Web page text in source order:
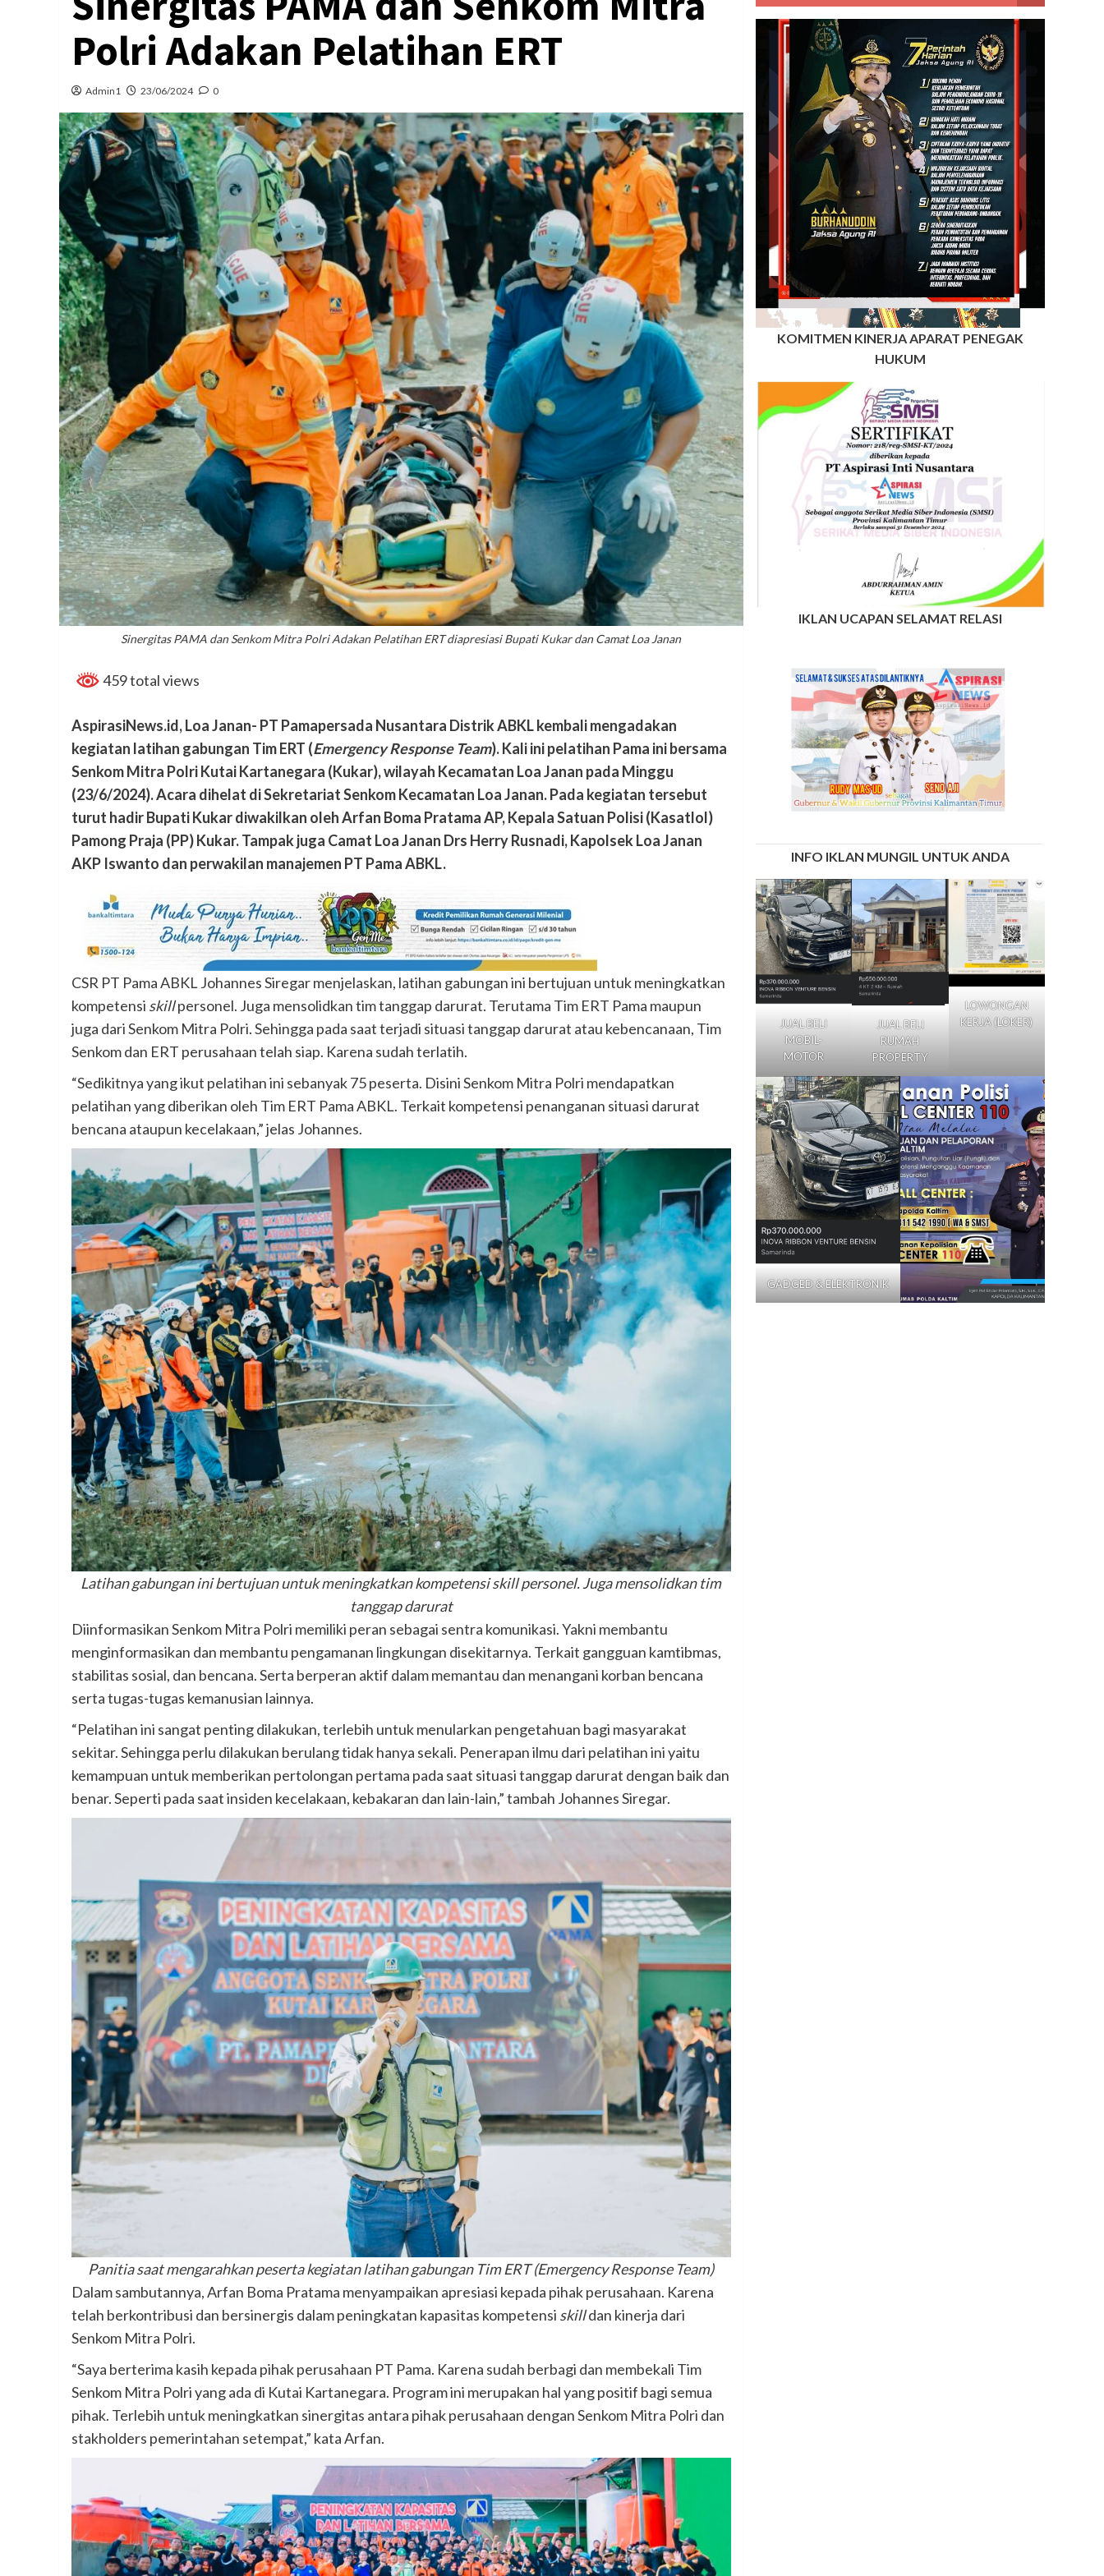
Polri Adakan Pelatihan ERT
Admin1 23/06/2024 0
Sinergitas PAMA dan Senkom Mitra Polri Adakan Pelatihan ERT diapresiasi Bupati Kukar dan Camat Loa Janan
459 total views
AspirasiNews.id, Loa Janan- PT Pamapersada Nusantara Distrik ABKL kembali mengadakan
kegiatan latihan gabungan Tim ERT (Emergency Response Team). Kali ini pelatihan Pama ini bersama
Senkom Mitra Polri Kutai Kartanegara (Kukar), wilayah Kecamatan Loa Janan pada Minggu
(23/6/2024). Acara dihelat di Sekretariat Senkom Kecamatan Loa Janan. Pada kegiatan tersebut
turut hadir Bupati Kukar diwakilkan oleh Arfan Boma Pratama AP, Kepala Satuan Polisi (Kasatlol)
Pamong Praja (PP) Kukar. Tampak juga Camat Loa Janan Drs Herry Rusnadi, Kapolsek Loa Janan
AKP Iswanto dan perwakilan manajemen PT Pama ABKL.
CSR PT Pama ABKL Johannes Siregar menjelaskan, latihan gabungan ini bertujuan untuk meningkatkan
kompetensi skillpersonel. Juga mensolidkan tim tanggap darurat. Terutama Tim ERT Pama maupun
juga dari Senkom Mitra Polri. Sehingga pada saat terjadi situasi tanggap darurat atau kebencanaan, Tim
Senkom dan ERT perusahaan telah siap. Karena sudah terlatih.
“Sedikitnya yang ikut pelatihan ini sebanyak 75 peserta. Disini Senkom Mitra Polri mendapatkan
pelatihan yang diberikan oleh Tim ERT Pama ABKL. Terkait kompetensi penanganan situasi darurat
bencana ataupun kecelakaan,” jelas Johannes.
Latihan gabungan ini bertujuan untuk meningkatkan kompetensi skill personel. Juga mensolidkan tim
tanggap darurat
Diinformasikan Senkom Mitra Polri memiliki peran sebagai sentra komunikasi. Yakni membantu
menginformasikan dan membantu pengamanan lingkungan disekitarnya. Terkait gangguan kamtibmas,
stabilitas sosial, dan bencana. Serta berperan aktif dalam memantau dan menangani korban bencana
serta tugas-tugas kemanusian lainnya.
“Pelatihan ini sangat penting dilakukan, terlebih untuk menularkan pengetahuan bagi masyarakat
sekitar. Sehingga perlu dilakukan berulang tidak hanya sekali. Penerapan ilmu dari pelatihan ini yaitu
kemampuan untuk memberikan pertolongan pertama pada saat situasi tanggap darurat dengan baik dan
benar. Seperti pada saat insiden kecelakaan, kebakaran dan lain-lain,” tambah Johannes Siregar.
Panitia saat mengarahkan peserta kegiatan latihan gabungan Tim ERT (Emergency Response Team)
Dalam sambutannya, Arfan Boma Pratama menyampaikan apresiasi kepada pihak perusahaan. Karena
telah berkontribusi dan bersinergis dalam peningkatan kapasitas kompetensi skilldan kinerja dari
Senkom Mitra Polri.
“Saya berterima kasih kepada pihak perusahaan PT Pama. Karena sudah berbagi dan membekali Tim
Senkom Mitra Polri yang ada di Kutai Kartanegara. Program ini merupakan hal yang positif bagi semua
pihak. Terlebih untuk meningkatkan sinergitas antara pihak perusahaan dengan Senkom Mitra Polri dan
stakholders pemerintahan setempat,” kata Arfan.
KOMITMEN KINERJA APARAT PENEGAK
HUKUM
IKLAN UCAPAN SELAMAT RELASI
INFO IKLAN MUNGIL UNTUK ANDA
JUAL BELI
MOBIL-
MOTOR
JUAL BELI
RUMAH
PROPERTY
LOWONGAN
KERJA (LOKER)
GADGED & ELEKTRONIK